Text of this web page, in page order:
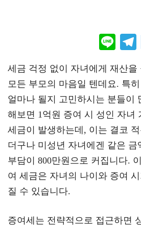
Li
세금 걱정 없이 자녀에게 재산을
모든 부모의 마음일 텐데요. 특
얼마나 될지 고민하시는 분들이
해보면 1억원 증여 시 성인 자녀
세금이 발생하는데, 이는 결코
더구나 미성년 자녀에겐 같은 금
부담이 800만원으로 커집니다.
여 세금은 자녀의 나이와 증여
질 수 있습니다.
증여세는 전략적으로 접근하면